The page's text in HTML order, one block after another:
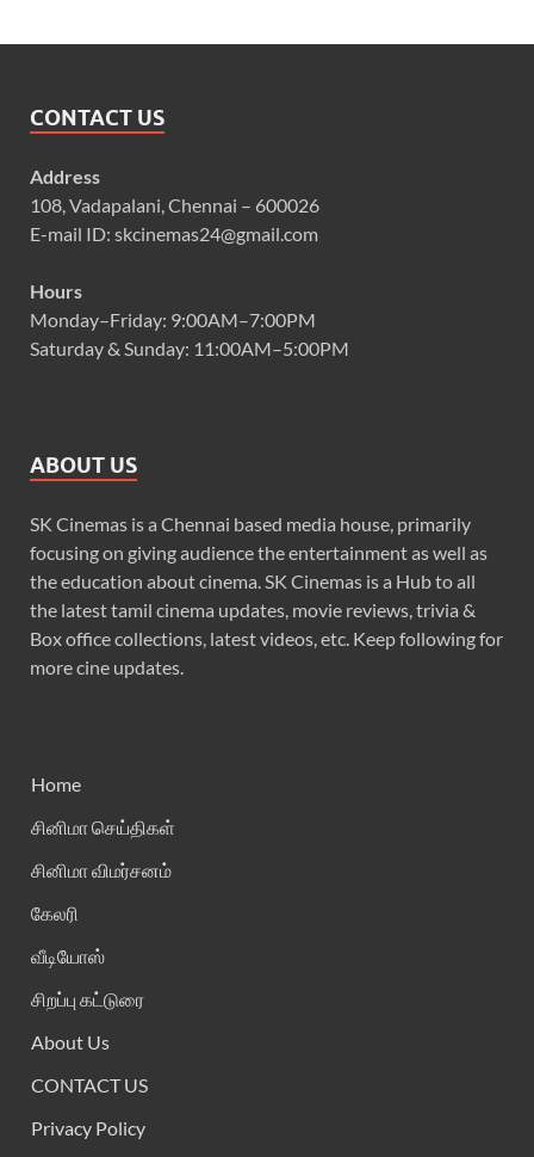
CONTACT US
Address
108, Vadapalani, Chennai – 600026
E-mail ID: skcinemas24@gmail.com
Hours
Monday–Friday: 9:00AM–7:00PM
Saturday & Sunday: 11:00AM–5:00PM
ABOUT US
SK Cinemas is a Chennai based media house, primarily
focusing on giving audience the entertainment as well as
the education about cinema. SK Cinemas is a Hub to all
the latest tamil cinema updates, movie reviews, trivia &
Box office collections, latest videos, etc. Keep following for
more cine updates.
Home
சினிமா செய்திகள்
சினிமா விமர்சனம்
கேலரி
வீடியோஸ்
சிறப்பு கட்டுரை
About Us
CONTACT US
Privacy Policy